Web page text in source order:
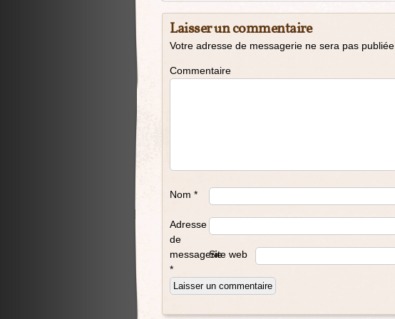
Laisser un commentaire
Votre adresse de messagerie ne sera pas publiée.
Commentaire
Nom *
Adresse
de
messagerie
*
Site web